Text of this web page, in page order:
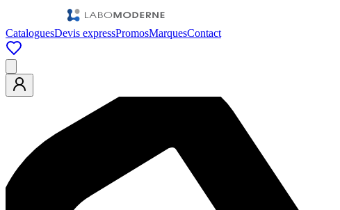
CataloguesDevis expressPromosMarquesContact